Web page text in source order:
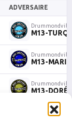
ADVERSAIRE
Drummondville
M13-
Drummondville
M13-
Drummondville
M13-
Drummondville